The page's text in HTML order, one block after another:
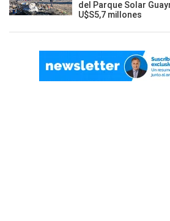
del Parque Solar
U$S5,7 millones